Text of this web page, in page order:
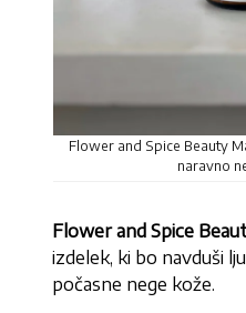
Flower and Spice Beauty
naravno
Flower and Spice
izdelek, ki bo navduši
počasne nege kože.